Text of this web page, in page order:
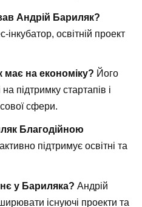
Андрій Бариляк?
освітній проект
на економіку? Його
підтримку стартапів і
сфери.
Благодійною
підтримує освітні та
у Бариляка? Андрій
існуючі проекти та